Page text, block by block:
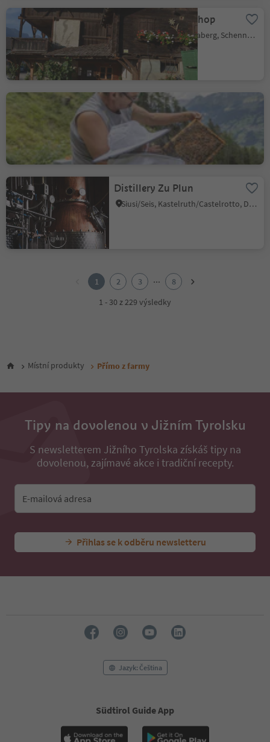
Gröberhof - farm shop
Monte Scena/Schennaberg, Schenna/Scena, Meran/Merano and environs
Beekeeping Martin Longo
Distillery Zu Plun
Siusi/Seis, Kastelruth/Castelrotto, Dolomites Region Seiser Alm
1 2 3 ...
8
1 - 30 z 229 výsledky
Místní produkty Přímo z farmy
Tipy na dovolenou v Jižním Tyrolsku
S newsletterem Jižního Tyrolska získáš tipy na
dovolenou, zajímavé akce i tradiční recepty.
E-mailová adresa
Přihlas se k odběru newsletteru
Jazyk: Čeština
Südtirol Guide App